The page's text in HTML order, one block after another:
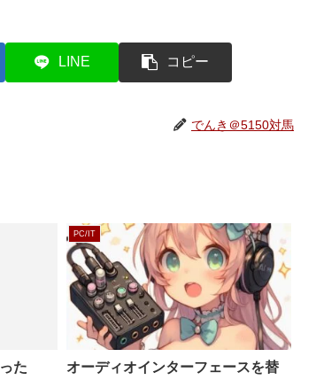
LINE コピー
でんき＠5150対馬
た
PC/IT
オーディオインターフェースを替